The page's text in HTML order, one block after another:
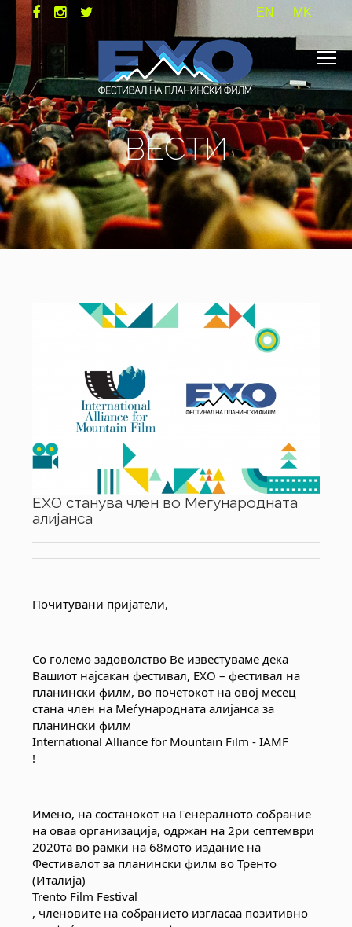
EN MK
ВЕСТИ
ЕХО станува член во Меѓународната
алијанса
Почитувани пријатели,
Со големо задоволство Ве известуваме дека
Вашиот најсакан фестивал, ЕХО – фестивал на
планински филм, во почетокот на овој месец
стана член на Меѓународната алијанса за
International Alliance for Mountain Film - IAMF
!
Имено, на состанокот на Генералното собрание
на оваа организација, одржан на 2ри септември
2020та во рамки на 68мото издание на
Фестивалот за планински филм во Тренто
Trento Film Festival
, членовите на собранието изгласаа позитивно